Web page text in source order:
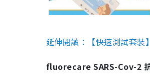
延伸閱讀：【快速測試套
fluorecare SARS-Cov-2